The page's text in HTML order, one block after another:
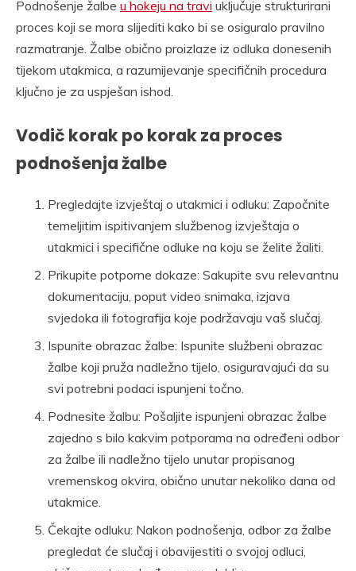
Podnošenje žalbe u hokeju na travi uključuje strukturirani
proces koji se mora slijediti kako bi se osiguralo pravilno
razmatranje. Žalbe obično proizlaze iz odluka donesenih
tijekom utakmica, a razumijevanje specifičnih procedura
ključno je za uspješan ishod.
Vodič korak po korak za proces
podnošenja žalbe
Pregledajte izvještaj o utakmici i odluku: Započnite
temeljitim ispitivanjem službenog izvještaja o
utakmici i specifične odluke na koju se želite žaliti.
Prikupite potporne dokaze: Sakupite svu relevantnu
dokumentaciju, poput video snimaka, izjava
svjedoka ili fotografija koje podržavaju vaš slučaj.
Ispunite obrazac žalbe: Ispunite službeni obrazac
žalbe koji pruža nadležno tijelo, osiguravajući da su
svi potrebni podaci ispunjeni točno.
Podnesite žalbu: Pošaljite ispunjeni obrazac žalbe
zajedno s bilo kakvim potporama na određeni odbor
za žalbe ili nadležno tijelo unutar propisanog
vremenskog okvira, obično unutar nekoliko dana od
utakmice.
Čekajte odluku: Nakon podnošenja, odbor za žalbe
pregledat će slučaj i obavijestiti o svojoj odluci,